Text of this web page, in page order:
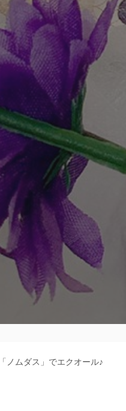
「ノムダス」でエクオール♪